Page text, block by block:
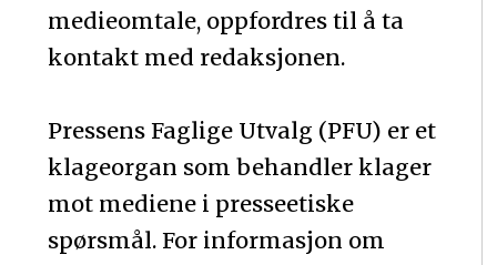
medieomtale, oppfordres til å ta
kontakt med redaksjonen.
Pressens Faglige Utvalg (PFU) er et
klageorgan som behandler klager
mot mediene i presseetiske
spørsmål. For informasjon om